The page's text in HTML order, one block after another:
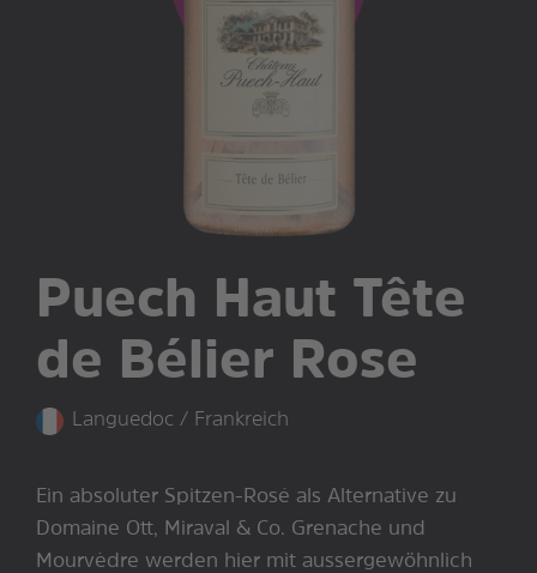
Puech Haut Tête
de Bélier Rose
Languedoc / Frankreich
Ein absoluter Spitzen-Rosé als Alternative zu
Domaine Ott, Miraval & Co. Grenache und
Mourvèdre werden hier mit aussergewöhnlich